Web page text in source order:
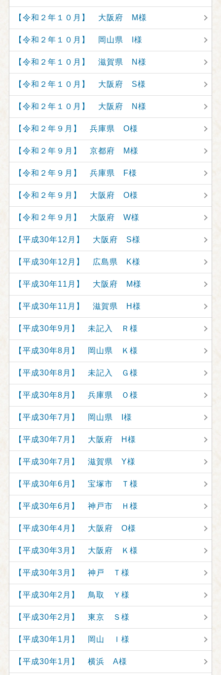
【令和２年１０月】 大阪府 M様
【令和２年１０月】 岡山県 I様
【令和２年１０月】 滋賀県 N様
【令和２年１０月】 大阪府 S様
【令和２年１０月】 大阪府 N様
【令和２年９月】 兵庫県 O様
【令和２年９月】 京都府 M様
【令和２年９月】 兵庫県 F様
【令和２年９月】 大阪府 O様
【令和２年９月】 大阪府 W様
【平成30年12月】 大阪府 S様
【平成30年12月】 広島県 K様
【平成30年11月】 大阪府 M様
【平成30年11月】 滋賀県 H様
【平成30年9月】 未記入 Ｒ様
【平成30年8月】 岡山県 Ｋ様
【平成30年8月】 未記入 Ｇ様
【平成30年8月】 兵庫県 Ｏ様
【平成30年7月】 岡山県 I様
【平成30年7月】 大阪府 H様
【平成30年7月】 滋賀県 Y様
【平成30年6月】 宝塚市 Ｔ様
【平成30年6月】 神戸市 Ｈ様
【平成30年4月】 大阪府 O様
【平成30年3月】 大阪府 Ｋ様
【平成30年3月】 神戸 Ｔ様
【平成30年2月】 鳥取 Ｙ様
【平成30年2月】 東京 Ｓ様
【平成30年1月】 岡山 Ｉ様
【平成30年1月】 横浜 A様